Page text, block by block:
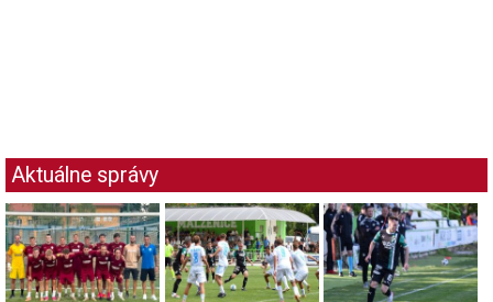
Aktuálne správy